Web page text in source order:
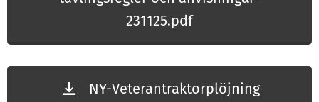
231125.pdf
NY-Veterantraktorplöjning